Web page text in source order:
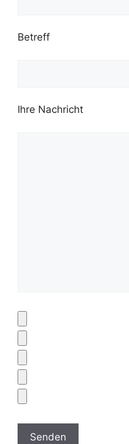
Betreff
Ihre Nachricht